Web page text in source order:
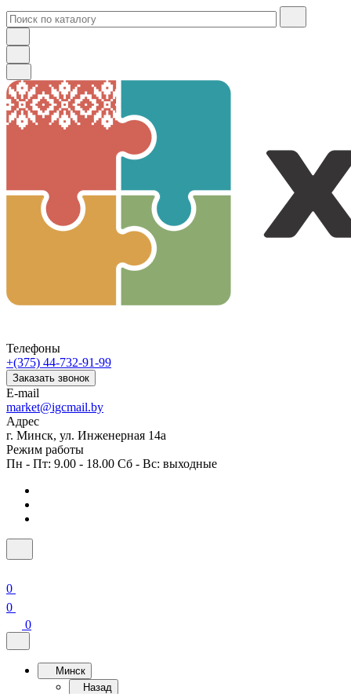
Телефоны
+(375) 44-732-91-99
Заказать звонок
E-mail
market@igcmail.by
Адрес
г. Минск, ул. Инженерная 14а
Режим работы
Пн - Пт: 9.00 - 18.00 Сб - Вс: выходные
0
0
0
Минск
Назад